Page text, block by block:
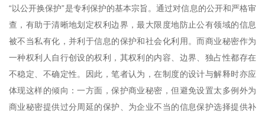
“以公开换保护”是专利保护的基本宗旨。通过对信息的公开和严格审
查，有助于清晰地划定权利边界，最大限度地防止公有领域的信息
被不当私有化，并利于信息的保护和社会化利用。而商业秘密作为
一种权利人自行创设的权利，其权利的内容、边界、独占性都存在
不稳定、不确定性。因此，笔者认为，在制度的设计与解释时亦应
体现这样的倾向：一方面，保护商业秘密，但避免设置太多例外为
商业秘密提供过分周延的保护、为企业不当的信息保护选择提供补